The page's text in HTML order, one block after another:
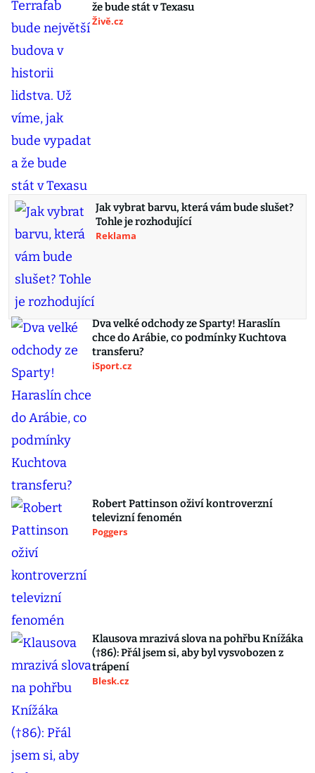
že bude stát v Texasu
Živě.cz
Jak vybrat barvu, která vám bude slušet?
Tohle je rozhodující
Reklama
Dva velké odchody ze Sparty! Haraslín
chce do Arábie, co podmínky Kuchtova
transferu?
iSport.cz
Robert Pattinson oživí kontroverzní
televizní fenomén
Poggers
Klausova mrazivá slova na pohřbu Knížáka
(†86): Přál jsem si, aby byl vysvobozen z
trápení
Blesk.cz